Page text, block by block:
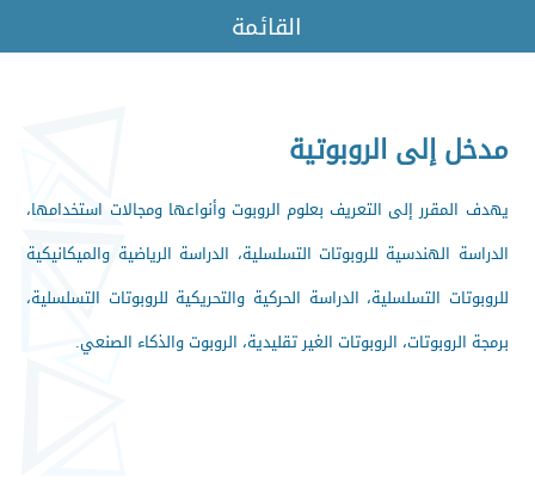
القائمة
مدخل إلى الروبوتية
يهدف المقرر إلى التعريف بعلوم الروبوت وأنواعها ومجالات استخدامها،
الدراسة الهندسية للروبوتات التسلسلية، الدراسة الرياضية والميكانيكية
للروبوتات التسلسلية، الدراسة الحركية والتحريكية للروبوتات التسلسلية،
برمجة الروبوتات، الروبوتات الغير تقليدية، الروبوت والذكاء الصنعي.